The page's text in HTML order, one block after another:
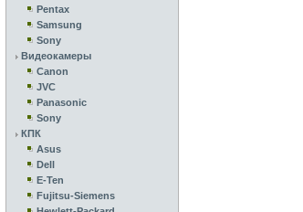
Pentax
Samsung
Sony
Видеокамеры
Canon
JVC
Panasonic
Sony
КПК
Asus
Dell
E-Ten
Fujitsu-Siemens